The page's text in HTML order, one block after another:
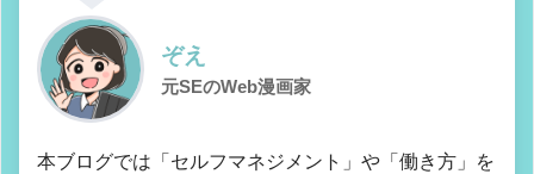
ぞえ
元SEのWeb漫画家
本ブログでは「セルフマネジメント」や「働き方」を